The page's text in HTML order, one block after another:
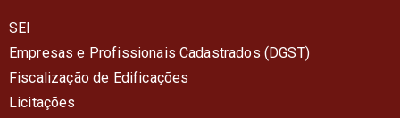
SEI
Empresas e Profissionais Cadastrados (DGST)
Fiscalização de Edificações
Licitações